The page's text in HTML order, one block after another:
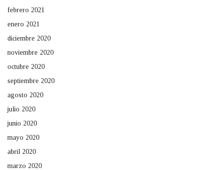
febrero 2021
enero 2021
diciembre 2020
noviembre 2020
octubre 2020
septiembre 2020
agosto 2020
julio 2020
junio 2020
mayo 2020
abril 2020
marzo 2020